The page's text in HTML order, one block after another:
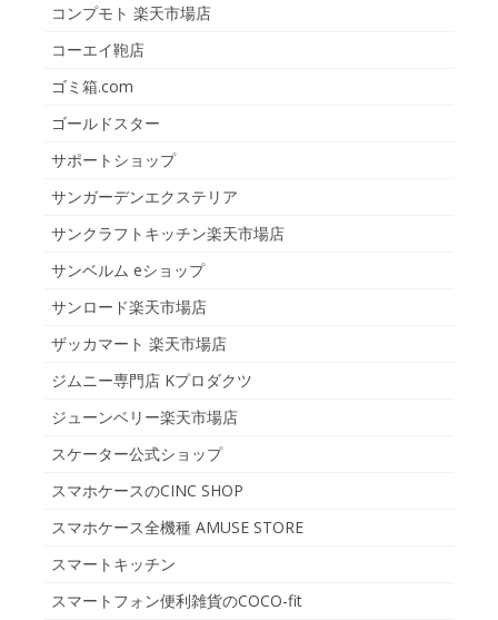
コンプモト 楽天市場店
コーエイ鞄店
ゴミ箱.com
ゴールドスター
サポートショップ
サンガーデンエクステリア
サンクラフトキッチン楽天市場店
サンベルム eショップ
サンロード楽天市場店
ザッカマート 楽天市場店
ジムニー専門店 Kプロダクツ
ジューンベリー楽天市場店
スケーター公式ショップ
スマホケースのCINC SHOP
スマホケース全機種 AMUSE STORE
スマートキッチン
スマートフォン便利雑貨のCOCO-fit